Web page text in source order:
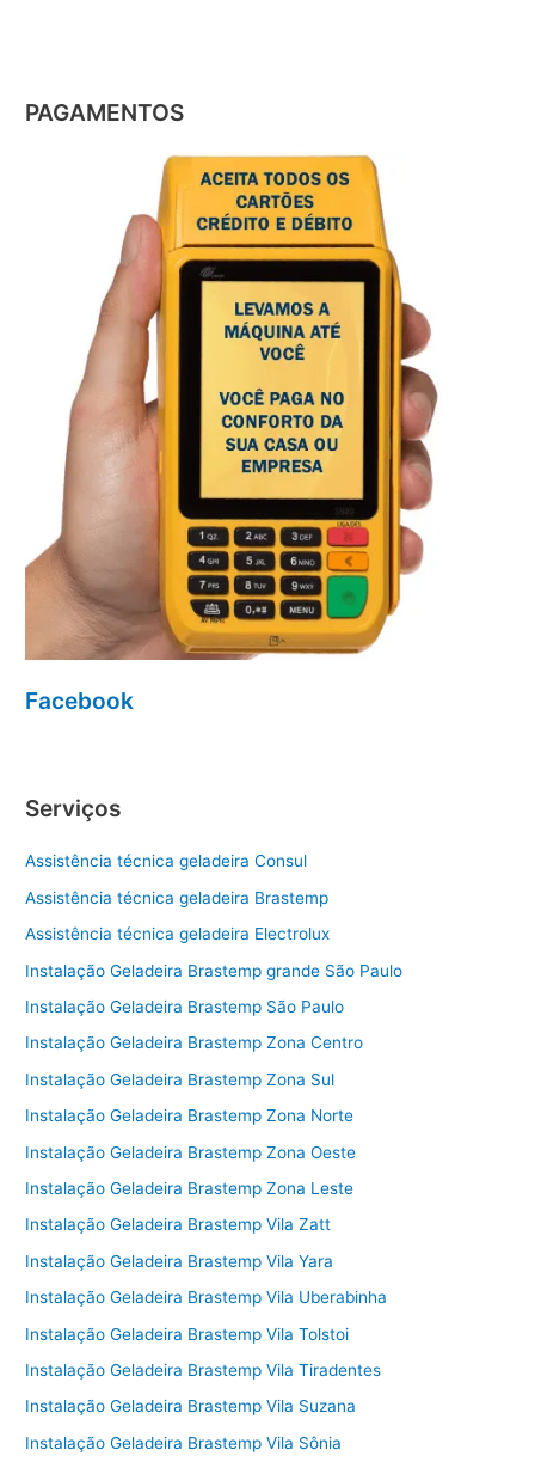
PAGAMENTOS
Facebook
Serviços
Assistência técnica geladeira Consul
Assistência técnica geladeira Brastemp
Assistência técnica geladeira Electrolux
Instalação Geladeira Brastemp grande São Paulo
Instalação Geladeira Brastemp São Paulo
Instalação Geladeira Brastemp Zona Centro
Instalação Geladeira Brastemp Zona Sul
Instalação Geladeira Brastemp Zona Norte
Instalação Geladeira Brastemp Zona Oeste
Instalação Geladeira Brastemp Zona Leste
Instalação Geladeira Brastemp Vila Zatt
Instalação Geladeira Brastemp Vila Yara
Instalação Geladeira Brastemp Vila Uberabinha
Instalação Geladeira Brastemp Vila Tolstoi
Instalação Geladeira Brastemp Vila Tiradentes
Instalação Geladeira Brastemp Vila Suzana
Instalação Geladeira Brastemp Vila Sônia